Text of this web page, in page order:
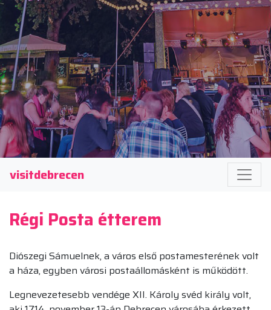
visitdebrecen
Régi Posta étterem
Diószegi Sámuelnek, a város első postamesterének volt
a háza, egyben városi postaállomásként is működött.
Legnevezetesebb vendége XII. Károly svéd király volt,